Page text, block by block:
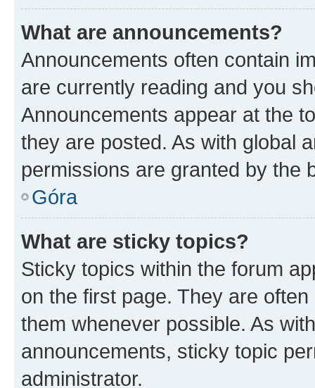
What are announcements?
Announcements often contain
are currently reading and you
Announcements appear at the
they are posted. As with global
permissions are granted by the
Góra
What are sticky topics?
Sticky topics within the forum
on the first page. They are
them whenever possible. As
announcements, sticky topic
administrator.